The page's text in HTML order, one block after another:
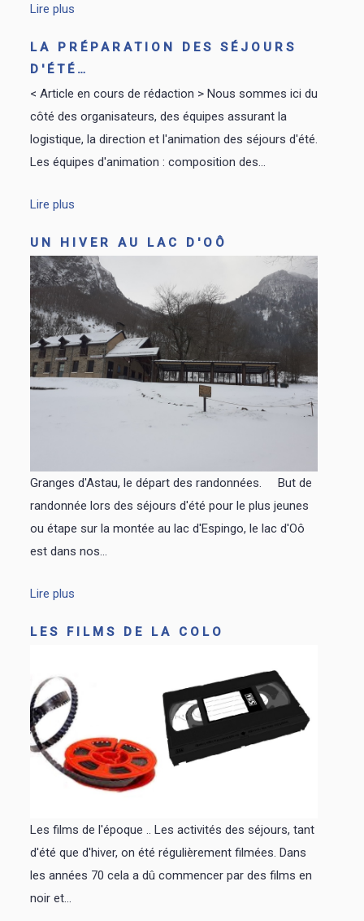
Lire plus
LA PRÉPARATION DES SÉJOURS
D'ÉTÉ…
< Article en cours de rédaction > Nous sommes ici du
côté des organisateurs, des équipes assurant la
logistique, la direction et l'animation des séjours d'été.
Les équipes d'animation : composition des...
Lire plus
UN HIVER AU LAC D'OÔ
Granges d'Astau, le départ des randonnées. But de
randonnée lors des séjours d'été pour le plus jeunes
ou étape sur la montée au lac d'Espingo, le lac d'Oô
est dans nos...
Lire plus
LES FILMS DE LA COLO
Les films de l'époque .. Les activités des séjours, tant
d'été que d'hiver, on été régulièrement filmées. Dans
les années 70 cela a dû commencer par des films en
noir et...